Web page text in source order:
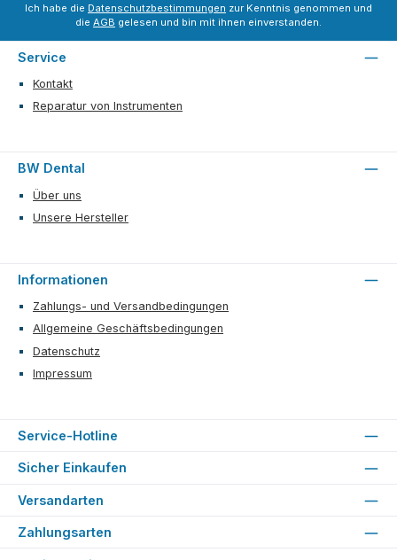
Ich habe die Datenschutzbestimmungen zur Kenntnis genommen und
die AGB gelesen und bin mit ihnen einverstanden.
Service
Kontakt
Reparatur von Instrumenten
BW Dental
Über uns
Unsere Hersteller
Informationen
Zahlungs- und Versandbedingungen
Allgemeine Geschäftsbedingungen
Datenschutz
Impressum
Service-Hotline
Sicher Einkaufen
Versandarten
Zahlungsarten